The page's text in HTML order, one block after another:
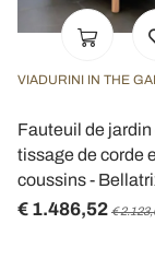
VIADURINI IN THE
Fauteuil de jardin
tissage de corde
coussins -
€ 1.486,52 €